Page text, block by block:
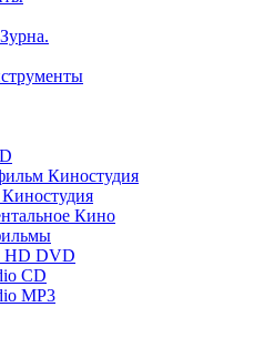
Киностудия
Кино
HD DVD
CD
MP3